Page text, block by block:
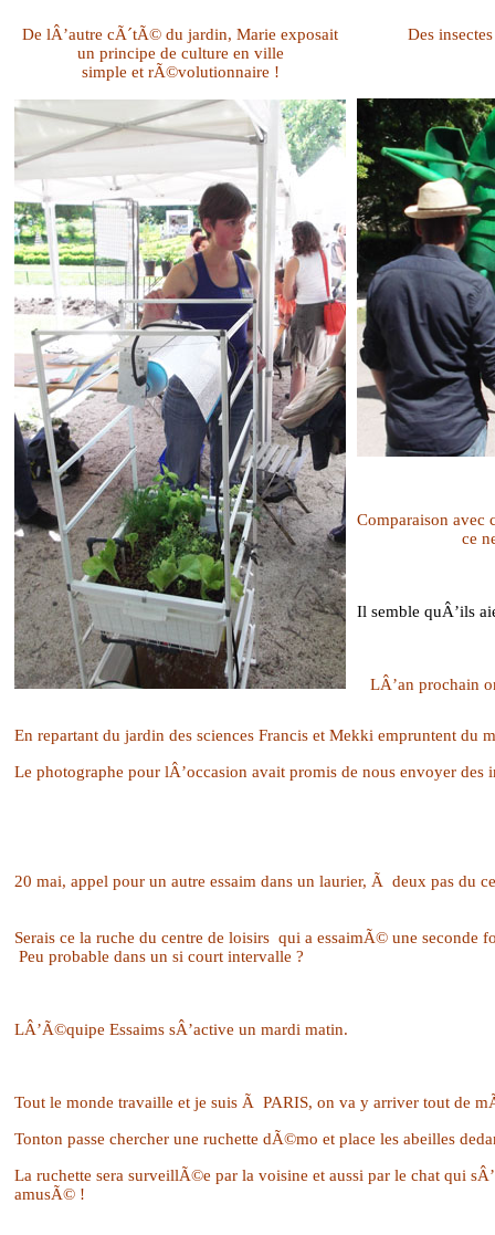
De lÂ’autre cÃ´tÃ© du jardin, Marie exposait
un principe de culture en ville
simple et rÃ©volutionnaire !
Des
Comparaison avec
ce
Il semble quÂ’ils
LÂ’an prochain
En repartant du jardin des sciences Francis et Mekki empruntent
Le photographe pour lÂ’occasion avait promis de nous envoyer des
20 mai, appel pour un autre essaim dans un laurier, Ã deux pas du
Serais ce la ruche du centre de loisirs qui a essaimÃ© une seconde
Peu probable dans un si court intervalle ?
LÂ’Ã©quipe Essaims sÂ’active un mardi matin.
Tout le monde travaille et je suis Ã PARIS, on va y arriver tout de
Tonton passe chercher une ruchette dÃ©mo et place les abeilles
La ruchette sera surveillÃ©e par la voisine et aussi par le chat qui
amusÃ© !